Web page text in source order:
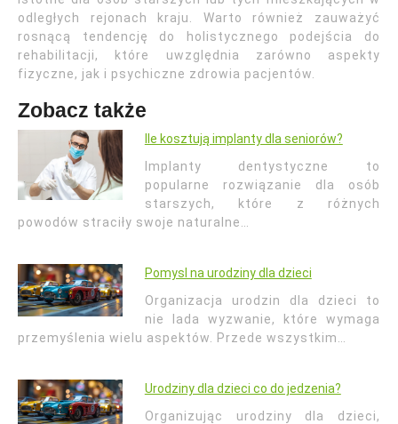
odległych rejonach kraju. Warto również zauważyć
rosnącą tendencję do holistycznego podejścia do
rehabilitacji, które uwzględnia zarówno aspekty
fizyczne, jak i psychiczne zdrowia pacjentów.
Zobacz także
Ile kosztują implanty dla seniorów?
Implanty dentystyczne to
popularne rozwiązanie dla osób
starszych, które z różnych
powodów straciły swoje naturalne…
Pomysl na urodziny dla dzieci
Organizacja urodzin dla dzieci to
nie lada wyzwanie, które wymaga
przemyślenia wielu aspektów. Przede wszystkim…
Urodziny dla dzieci co do jedzenia?
Organizując urodziny dla dzieci,